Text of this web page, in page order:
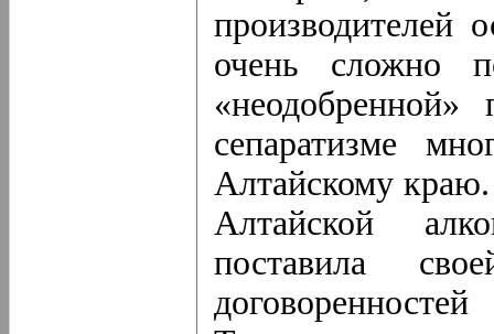
производителей
очень сложно
сепаратизме
Алтайскому
Алтайской
поставила